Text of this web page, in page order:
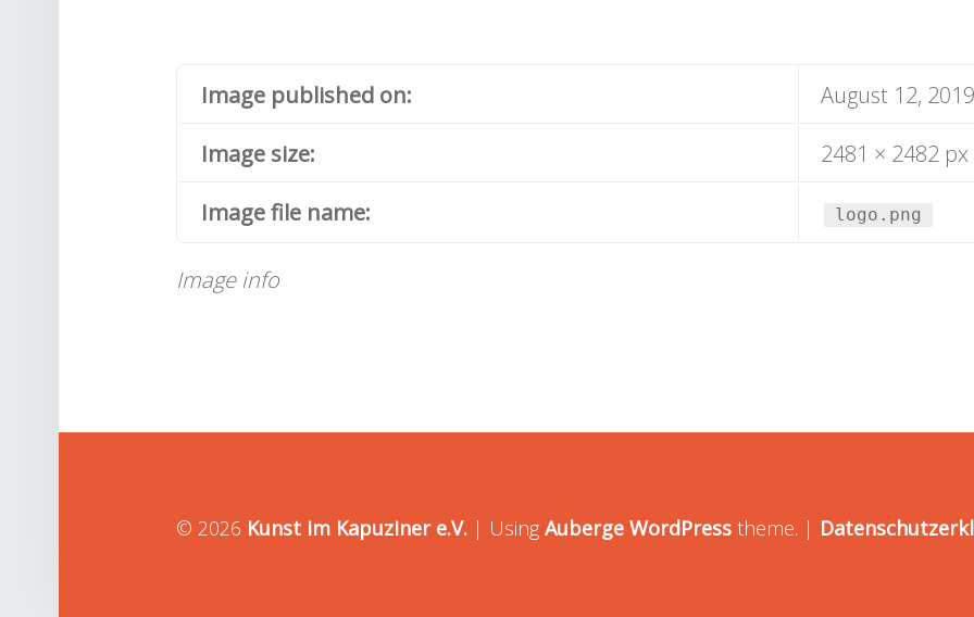
Image info
Image published on:
August 12, 2019
Image size:
2481 × 2482 px
Image file name:
logo.png
© 2026 Kunst im Kapuziner e.V. | Using Auberge WordPress theme. |